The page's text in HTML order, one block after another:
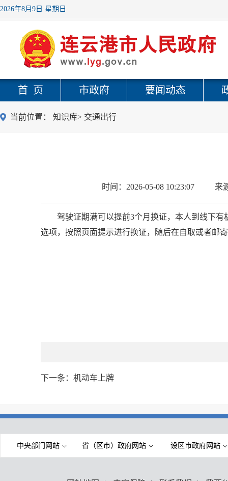
2026年8月9日 星期日
首 页 市政府 要闻动态
当前位置： 知识库> 交通出行
时间： 2026-05-08 10:23:07 来
驾驶证期满可以提前3个月换证，本人到线下有
选项，按照页面提示进行换证，随后在自取或者邮
下一条： 机动车上牌
中央部门网站 省（区市）政府网站 设区市政府网站